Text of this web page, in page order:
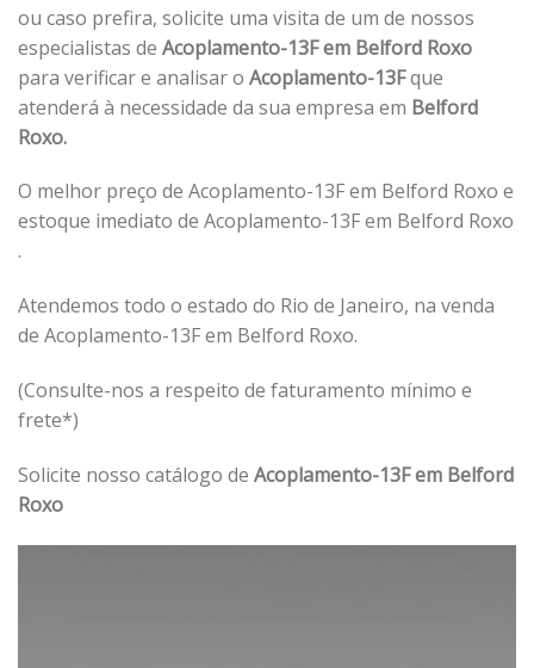
ou caso prefira, solicite uma visita de um de nossos
especialistas de Acoplamento-13F em Belford Roxo
para verificar e analisar o Acoplamento-13Fque
atenderá à necessidade da sua empresa em Belford
Roxo.
O melhor preço de Acoplamento-13F em Belford Roxo e
estoque imediato de Acoplamento-13F em Belford Roxo
.
Atendemos todo o estado do Rio de Janeiro, na venda
de Acoplamento-13F em Belford Roxo.
(Consulte-nos a respeito de faturamento mínimo e
frete*)
Solicite nosso catálogo de Acoplamento-13F em Belford
Roxo